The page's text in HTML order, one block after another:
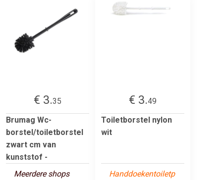
€ 3.35
Brumag Wc-
borstel/toiletborstel
zwart cm van
kunststof -
Meerdere shops
€ 3.49
Toiletborstel nylon
wit
Handdoekentoiletp